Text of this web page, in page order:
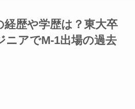
経歴や学歴は？東大卒
ニアでM-1出場の過去